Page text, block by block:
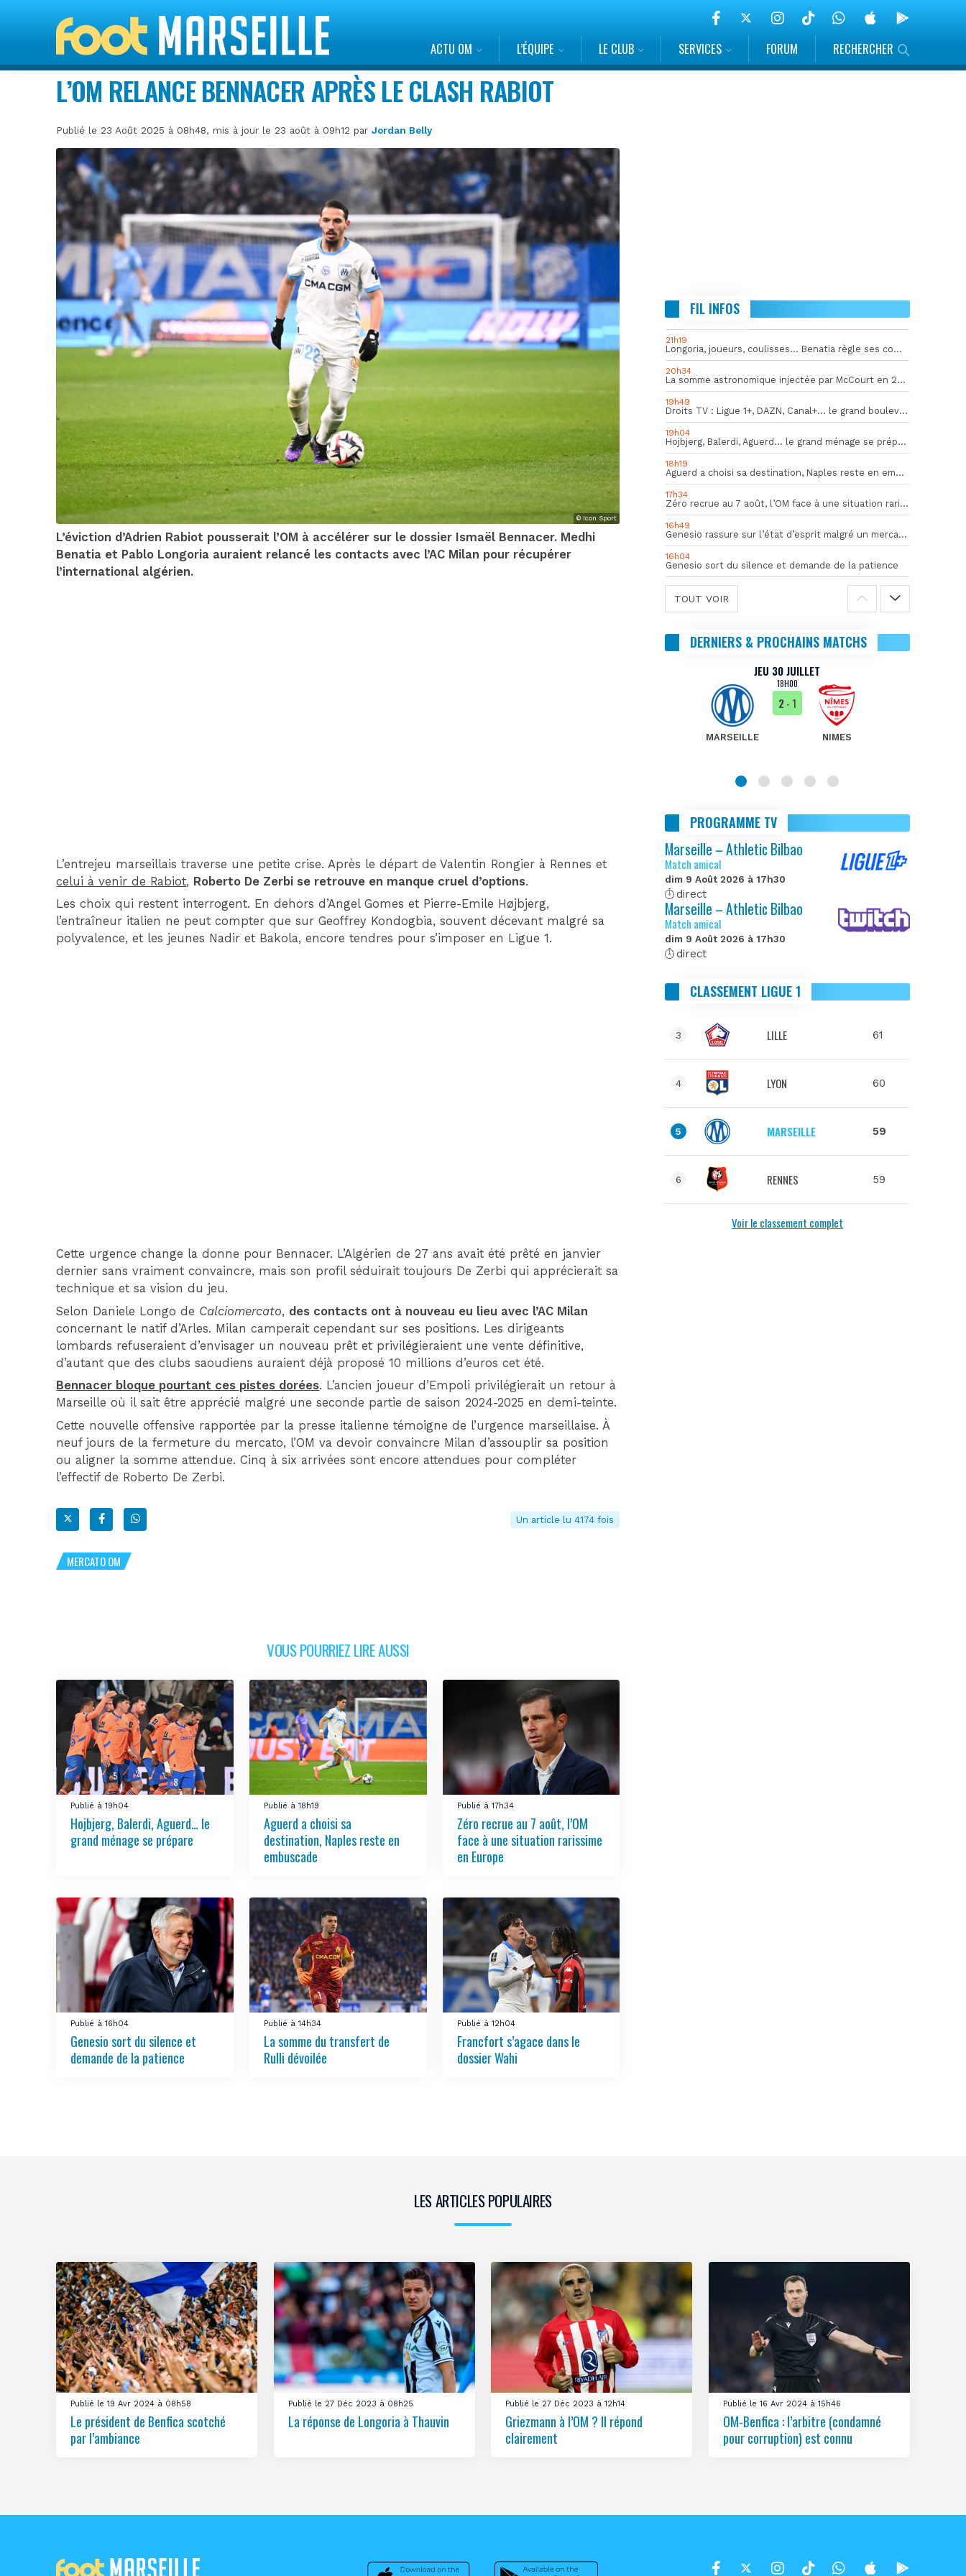
ACTU OM L’ÉQUIPE LE CLUB SERVICES FORUM RECHERCHER
L’OM RELANCE BENNACER APRÈS LE CLASH RABIOT
Publié le 23 Août 2025 à 08h48, mis à jour le 23 août à 09h12 parJordan Belly
© Icon Sport
L’éviction d’Adrien Rabiot pousserait l’OM à accélérer sur le dossier Ismaël Bennacer. Medhi
Benatia et Pablo Longoria auraient relancé les contacts avec l’AC Milan pour récupérer
l’international algérien.
L’entrejeu marseillais traverse une petite crise. Après le départ de Valentin Rongier à Rennes et
celui à venir de Rabiot, Roberto De Zerbi se retrouve en manque cruel d’options.
Les choix qui restent interrogent. En dehors d’Angel Gomes et Pierre-Emile Højbjerg,
l’entraîneur italien ne peut compter que sur Geoffrey Kondogbia, souvent décevant malgré sa
polyvalence, et les jeunes Nadir et Bakola, encore tendres pour s’imposer en Ligue 1.
Cette urgence change la donne pour Bennacer. L’Algérien de 27 ans avait été prêté en janvier
dernier sans vraiment convaincre, mais son profil séduirait toujours De Zerbi qui apprécierait sa
technique et sa vision du jeu.
Selon Daniele Longo de Calciomercato, des contacts ont à nouveau eu lieu avec l’AC Milan
concernant le natif d’Arles. Milan camperait cependant sur ses positions. Les dirigeants
lombards refuseraient d’envisager un nouveau prêt et privilégieraient une vente définitive,
d’autant que des clubs saoudiens auraient déjà proposé 10 millions d’euros cet été.
Bennacer bloque pourtant ces pistes dorées. L’ancien joueur d’Empoli privilégierait un retour à
Marseille où il sait être apprécié malgré une seconde partie de saison 2024-2025 en demi-teinte.
Cette nouvelle offensive rapportée par la presse italienne témoigne de l’urgence marseillaise. À
neuf jours de la fermeture du mercato, l’OM va devoir convaincre Milan d’assouplir sa position
ou aligner la somme attendue. Cinq à six arrivées sont encore attendues pour compléter
l’effectif de Roberto De Zerbi.
Un article lu 4174 fois
MERCATO OM
VOUS POURRIEZ LIRE AUSSI
Publié à 19h04
Hojbjerg, Balerdi, Aguerd… le
grand ménage se prépare
Publié à 18h19
Aguerd a choisi sa
destination, Naples reste en
embuscade
Publié à 17h34
Zéro recrue au 7 août, l’OM
face à une situation rarissime
en Europe
Publié à 16h04
Genesio sort du silence et
demande de la patience
Publié à 14h34
La somme du transfert de
Rulli dévoilée
Publié à 12h04
Francfort s’agace dans le
dossier Wahi
FIL INFOS
21h19
Longoria, joueurs, coulisses… Benatia règle ses comptes !
20h34
La somme astronomique injectée par McCourt en 2026 pour soutenir l’OM
19h49
Droits TV : Ligue 1+, DAZN, Canal+… le grand bouleversement
19h04
Hojbjerg, Balerdi, Aguerd… le grand ménage se prépare
18h19
Aguerd a choisi sa destination, Naples reste en embuscade
17h34
Zéro recrue au 7 août, l’OM face à une situation rarissime en Europe
16h49
Genesio rassure sur l’état d’esprit malgré un mercato inquiétant
16h04
Genesio sort du silence et demande de la patience
TOUT VOIR
DERNIERS & PROCHAINS MATCHS
JEU 30 JUILLET
18H00
MARSEILLE
2- 1
NIMES
PROGRAMME TV
Marseille – Athletic Bilbao
Match amical
dim 9 Août 2026 à 17h30
direct
Marseille – Athletic Bilbao
Match amical
dim 9 Août 2026 à 17h30
direct
CLASSEMENT LIGUE 1
3 LILLE 61
4 LYON 60
5 MARSEILLE 59
6 RENNES 59
Voir le classement complet
LES ARTICLES POPULAIRES
Publié le 19 Avr 2024 à 08h58
Le président de Benfica scotché
par l’ambiance
Publié le 27 Déc 2023 à 08h25
La réponse de Longoria à Thauvin
Publié le 27 Déc 2023 à 12h14
Griezmann à l’OM ? Il répond
clairement
Publié le 16 Avr 2024 à 15h46
OM-Benfica : l’arbitre (condamné
pour corruption) est connu